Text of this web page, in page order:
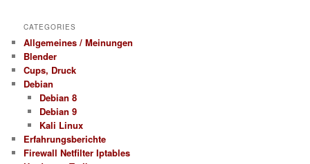
CATEGORIES
Allgemeines / Meinungen
Blender
Cups, Druck
Debian
Debian 8
Debian 9
Kali Linux
Erfahrungsberichte
Firewall Netfilter Iptables